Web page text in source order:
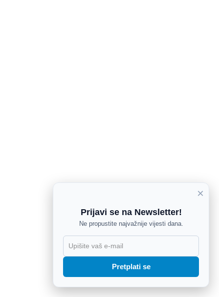
×
Prijavi se na Newsletter!
Ne propustite najvažnije vijesti dana.
Pretplati se